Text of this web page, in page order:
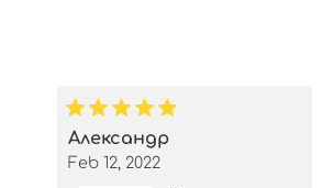
Александр
Feb 12, 2022